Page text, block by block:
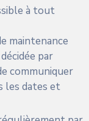
à tout
maintenance
par
communiquer
les dates et